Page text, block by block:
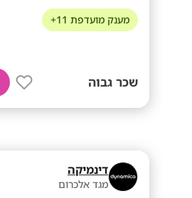
מענק מועדפת 11+
שכר גבוה
דינמיקה
מגד אלכרום